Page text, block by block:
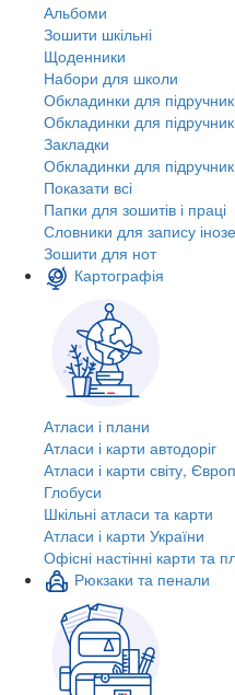
Альбоми
Зошити шкільні
Щоденники
Набори для школи
Обкладинки для
Обкладинки для
Закладки
Обкладинки для
Показати всі
Папки для зошитів і праці
Словники для запису
Зошити для нот
Картографія
Атласи і плани
Атласи і карти автодоріг
Атласи і карти світу,
Глобуси
Шкільні атласи та карти
Атласи і карти України
Офісні настінні карти та
Рюкзаки та пенали